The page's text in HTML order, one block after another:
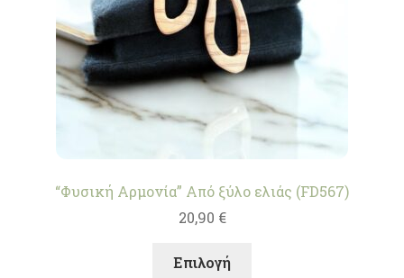
“Φυσική Αρμονία” Από ξύλο ελιάς (FD567)
20,90 €
Επιλογή